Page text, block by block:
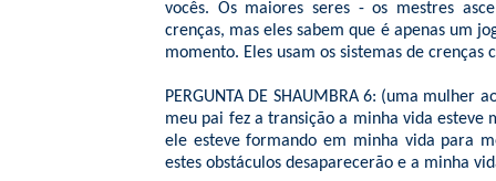
vocês. Os maiores seres - os mestres
crenças, mas eles sabem que é apenas um
momento. Eles usam os sistemas de crenças
PERGUNTA DE SHAUMBRA 6: (uma
meu pai fez a transição a minha vida esteve
ele esteve formando em minha vida para
estes obstáculos desaparecerão e a minha